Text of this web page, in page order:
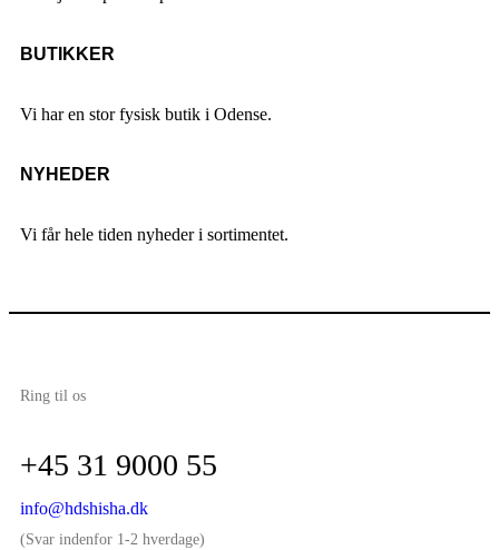
BUTIKKER
Vi har en stor fysisk butik i Odense.
NYHEDER
Vi får hele tiden nyheder i sortimentet.
Ring til os
+45 31 9000 55
info@hdshisha.dk
(Svar indenfor 1-2 hverdage)